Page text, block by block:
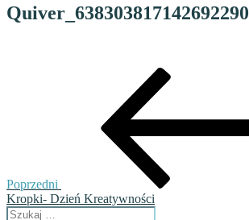
Quiver_638303817142692290
Poprzedni
Kropki- Dzień Kreatywności
Szukaj: